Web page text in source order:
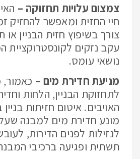
צמצום עלויות תחזוקה –
חיי החזית ומאפשר להחזיק
צורך בשיפוץ חזית הבניין או
עקב נזקים לקונסטרוקציית
נושאי עומס.
מניעת חדירת מים – כאמור,
לתחזוקת הבניין, הלחות
האויבים. איטום חזיתות
מונע חדירת מים למבנה
לנזילות לפנים הדירות,
תשתית ופגיעה ברכיבי